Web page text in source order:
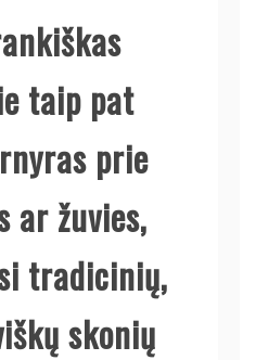
taip pat
prie
ar žuvies,
tradicinių,
skonių